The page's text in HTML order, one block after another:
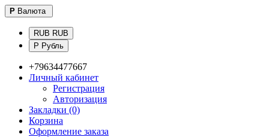
Р Валюта
RUB RUB
Р Рубль
+79634477667
Личный кабинет
Регистрация
Авторизация
Закладки (0)
Корзина
Оформление заказа